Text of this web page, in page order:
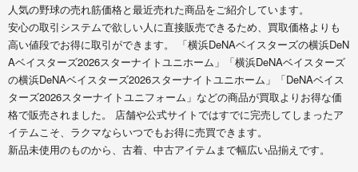
人気の野球の売れ筋価格と最近売れた商品をご紹介しています。
安心の取引システムで欲しい人に直接販売できるため、買取価格よりも
高い値段でお得に取引ができます。 「横浜DeNAベイスターズの横浜DeN
Aベイスターズ2026スターナイトユニホーム」「横浜DeNAベイスターズ
の横浜DeNAベイスターズ2026スターナイトユニホーム」「DeNAベイス
ターズ2026スターナイトユニフォーム」などの商品が買取よりお得な価
格で販売されました。 店舗や公式サイトではすでに完売してしまったア
イテムこそ、ラクマならいつでもお得に売買できます。
新品未使用のものから、古着、中古アイテムまで幅広い品揃えです。